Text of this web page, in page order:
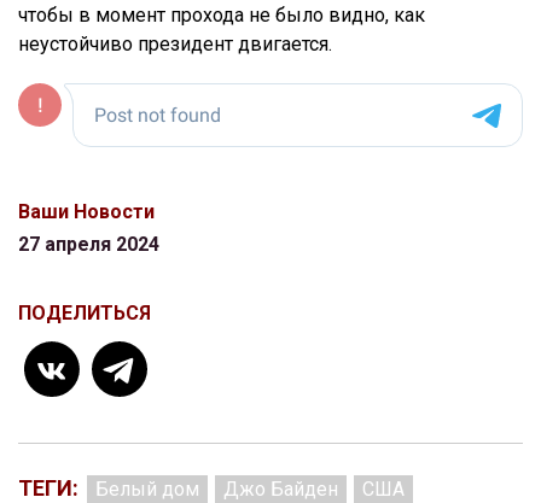
чтобы в момент прохода не было видно, как
неустойчиво президент двигается.
Ваши Новости
27 апреля 2024
ПОДЕЛИТЬСЯ
ТЕГИ: Белый дом Джо Байден США